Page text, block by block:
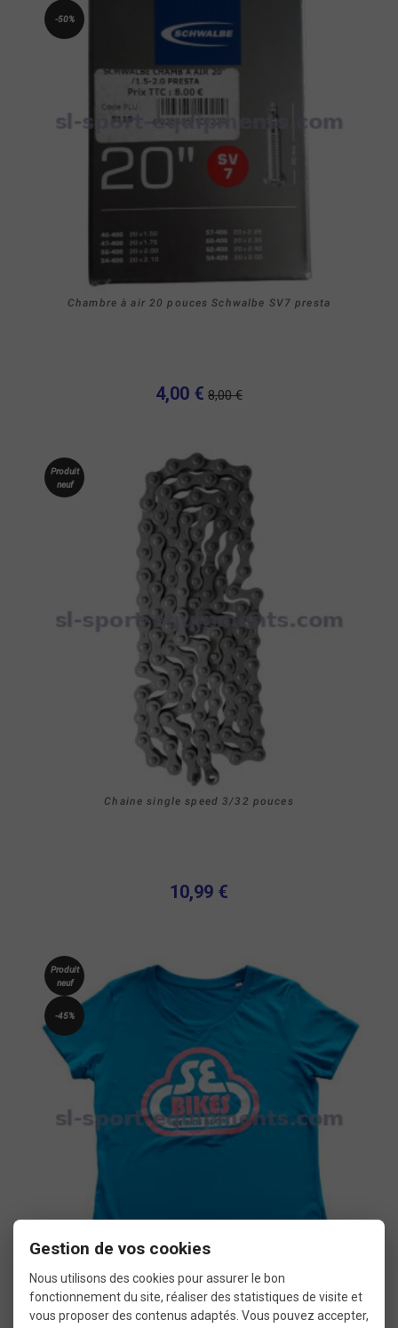
-50%
Chambre à air 20 pouces Schwalbe SV7 presta
4,00 € 8,00 €
Produit
neuf
Chaine single speed 3/32 pouces
10,99 €
Produit
neuf
-45%
T shirt velo Se Bikes
Gestion de vos cookies
Nous utilisons des cookies pour assurer le bon
fonctionnement du site, réaliser des statistiques de visite et
vous proposer des contenus adaptés. Vous pouvez accepter,